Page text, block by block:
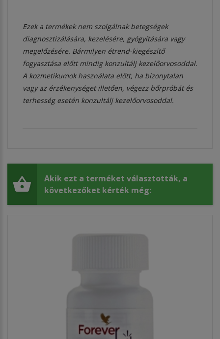
Ezek a termékek nem szolgálnak betegségek
diagnosztizálására, kezelésére, gyógyítására vagy
megelőzésére. Bármilyen étrend-kiegészítő
fogyasztása előtt mindig konzultálj kezelőorvosoddal.
A kozmetikumok használata előtt, ha bizonytalan
vagy az érzékenységet illetően, végezz bőrpróbát és
terhesség esetén konzultálj kezelőorvosoddal.
Akik ezt a terméket választották, a
következőket kérték még: